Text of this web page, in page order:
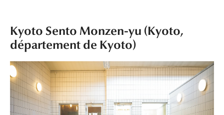
Kyoto Sento Monzen-yu (Kyoto,
département de Kyoto)